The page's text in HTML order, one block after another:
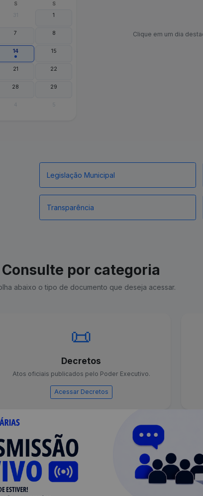
S S
31 1
7 8
14 15
21 22
28 29
4 5
Clique em um dia
Legislação Municipal
Transparência
Consulte por categoria
abaixo o tipo de documento que deseja acessar.
📜
Decretos
Atos oficiais publicados pelo Poder Executivo.
Acessar Decretos
Vereadores
Conheça os representantes do município.